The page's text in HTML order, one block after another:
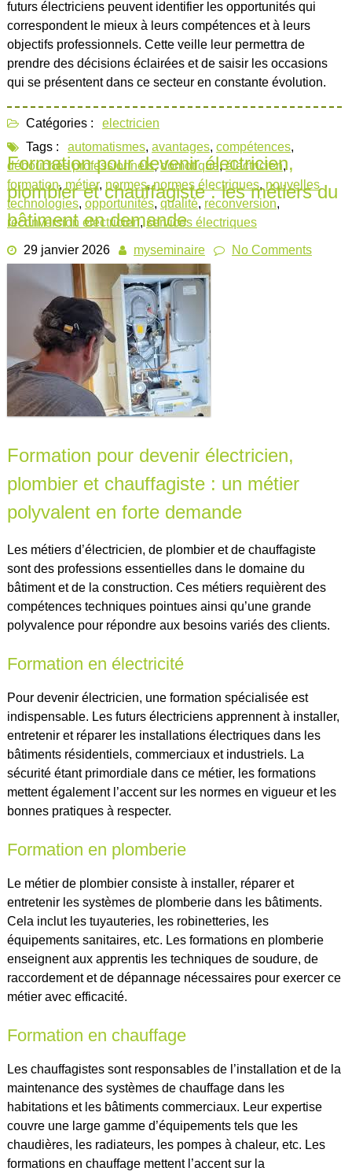
futurs électriciens peuvent identifier les opportunités qui
correspondent le mieux à leurs compétences et à leurs
objectifs professionnels. Cette veille leur permettra de
prendre des décisions éclairées et de saisir les occasions
qui se présentent dans ce secteur en constante évolution.
Catégories :
electricien
Tags :
automatismes, avantages, compétences,
débouchés professionnels,domotique,électricien,
formation, métier, normes,normes électriques, nouvelles
technologies, opportunités, qualité, reconversion,
reconversion electricien,services électriques
Formation pour devenir électricien,
plombier et chauffagiste : les métiers du
bâtiment en demande
29 janvier 2026 myseminaire No Comments
Formation pour devenir électricien,
plombier et chauffagiste : un métier
polyvalent en forte demande
Les métiers d’électricien, de plombier et de chauffagiste
sont des professions essentielles dans le domaine du
bâtiment et de la construction. Ces métiers requièrent des
compétences techniques pointues ainsi qu’une grande
polyvalence pour répondre aux besoins variés des clients.
Formation en électricité
Pour devenir électricien, une formation spécialisée est
indispensable. Les futurs électriciens apprennent à installer,
entretenir et réparer les installations électriques dans les
bâtiments résidentiels, commerciaux et industriels. La
sécurité étant primordiale dans ce métier, les formations
mettent également l’accent sur les normes en vigueur et les
bonnes pratiques à respecter.
Formation en plomberie
Le métier de plombier consiste à installer, réparer et
entretenir les systèmes de plomberie dans les bâtiments.
Cela inclut les tuyauteries, les robinetteries, les
équipements sanitaires, etc. Les formations en plomberie
enseignent aux apprentis les techniques de soudure, de
raccordement et de dépannage nécessaires pour exercer ce
métier avec efficacité.
Formation en chauffage
Les chauffagistes sont responsables de l’installation et de la
maintenance des systèmes de chauffage dans les
habitations et les bâtiments commerciaux. Leur expertise
couvre une large gamme d’équipements tels que les
chaudières, les radiateurs, les pompes à chaleur, etc. Les
formations en chauffage mettent l’accent sur la